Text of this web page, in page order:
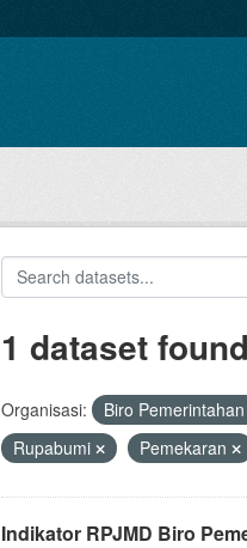
1 dataset found
Organisasi: Biro
Rupabumi
Pemekaran
Indikator RPJMD Biro